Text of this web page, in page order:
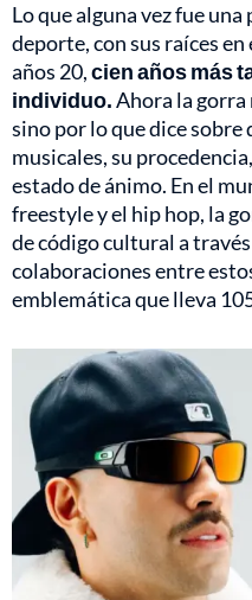
Lo que alguna vez fue
deporte, con sus raíces
años 20,cien años más
individuo.Ahora la gorra
sino por lo que dice sobre
musicales, su
estado de ánimo. En el
freestyle y el hip hop, la
de código cultural a
colaboraciones entre
emblemática que lleva